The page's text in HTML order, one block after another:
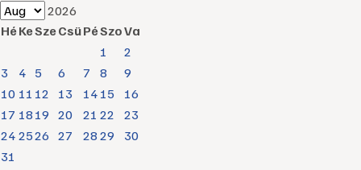
2026
HéKeSzeCsüPéSzoVa
1
2
3
4 5 6 7 8
9
10 11 12 13 14 15
16
17 18 19 20 21 22
23
24 2526 27 28 29
30
31